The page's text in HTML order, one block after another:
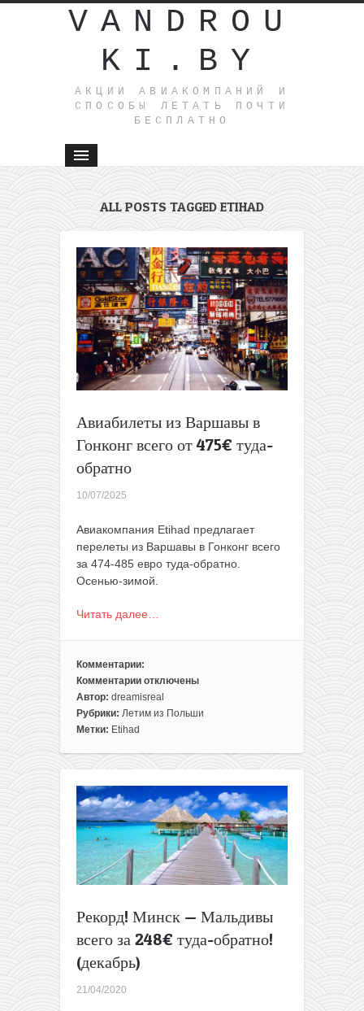
VANDROU
KI.BY
АКЦИИ АВИАКОМПАНИЙ И
СПОСОБЫ ЛЕТАТЬ ПОЧТИ
БЕСПЛАТНО
ALL POSTS TAGGED ETIHAD
Авиабилеты из Варшавы в
Гонконг всего от 475€ туда-
обратно
10/07/2025
Авиакомпания Etihad предлагает
перелеты из Варшавы в Гонконг всего
за 474-485 евро туда-обратно.
Осенью-зимой.
Читать далее…
Комментарии:
Комментарии
к
записи
Авиабилеты
Варшавы
Гонконг
всего
от
475€
туда-
обратно
отключены
Автор: dreamisreal
Рубрики: Летим из Польши
Метки: Etihad
Рекорд! Минск — Мальдивы
всего за 248€ туда-обратно!
(декабрь)
21/04/2020